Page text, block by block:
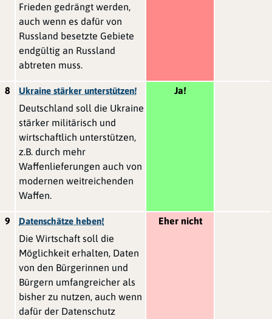
Frieden gedrängt werden,
auch wenn es dafür von
Russland besetzte Gebiete
endgültig an Russland
abtreten muss.
8 Ukraine stärker unterstützen!
Deutschland soll die Ukraine
stärker militärisch und
wirtschaftlich unterstützen,
z.B. durch mehr
Waffenlieferungen auch von
modernen weitreichenden
Waffen.
Ja!
9 Datenschätze heben!
Die Wirtschaft soll die
Möglichkeit erhalten, Daten
von den Bürgerinnen und
Bürgern umfangreicher als
bisher zu nutzen, auch wenn
dafür der Datenschutz
Eher nicht